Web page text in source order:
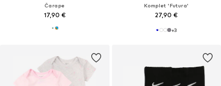
Čarape
17,90 €
Komplet 'Futura'
27,90 €
+3